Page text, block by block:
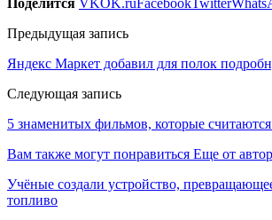
Поделится VKOK.ruFacebookTwitter
Предыдущая запись
Яндекс Маркет добавил для полок
Следующая запись
5 знаменитых фильмов, которые
Вам также могут понравиться Еще от
Учёные создали устройство,
топливо